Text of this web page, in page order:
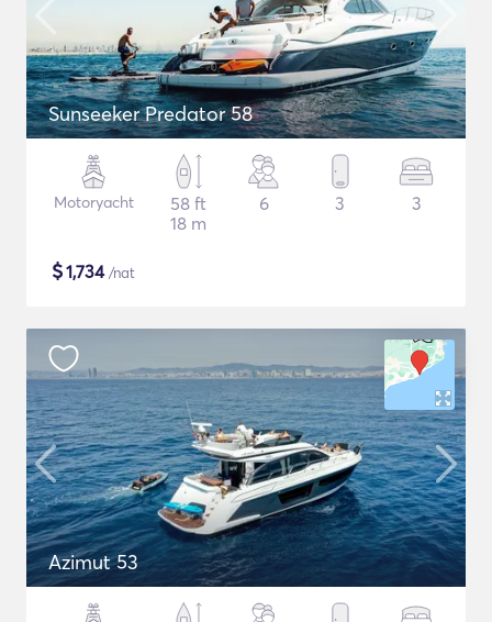
Sunseeker Predator 58
Motoryacht
58 ft
18 m
6 3 3
$1,734/nat
Azimut 53